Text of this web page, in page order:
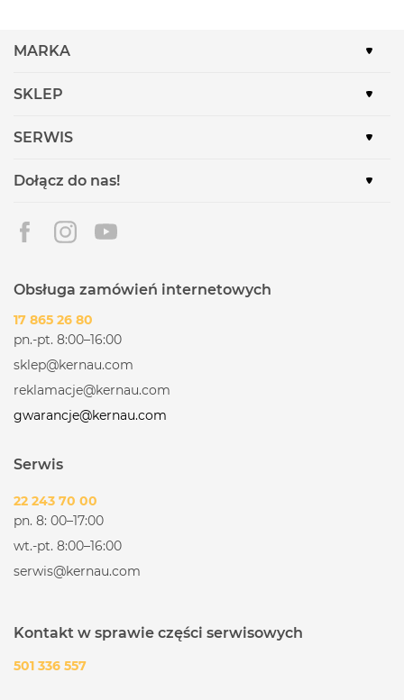
MARKA
SKLEP
SERWIS
Dołącz do nas!
Obsługa zamówień internetowych
17 865 26 80
pn.-pt. 8:00–16:00
sklep@kernau.com
reklamacje@kernau.com
gwarancje@kernau.com
Serwis
22 243 70 00
pn. 8: 00–17:00
wt.-pt. 8:00–16:00
serwis@kernau.com
Kontakt w sprawie części serwisowych
501 336 557